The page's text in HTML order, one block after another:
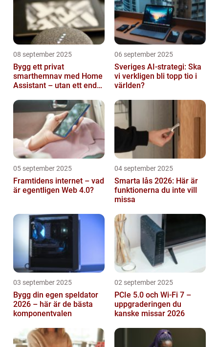
08 september 2025
Bygg ett privat
smarthemnav med Home
Assistant – utan ett enda
06 september 2025
Sveriges AI-strategi: Ska
vi verkligen bli topp tio i
världen?
05 september 2025
Framtidens internet – vad
är egentligen Web 4.0?
04 september 2025
Smarta lås 2026: Här är
funktionerna du inte vill
missa
03 september 2025
Bygg din egen speldator
2026 – här är de bästa
komponentvalen
02 september 2025
PCIe 5.0 och Wi-Fi 7 –
uppgraderingen du
kanske missar 2026